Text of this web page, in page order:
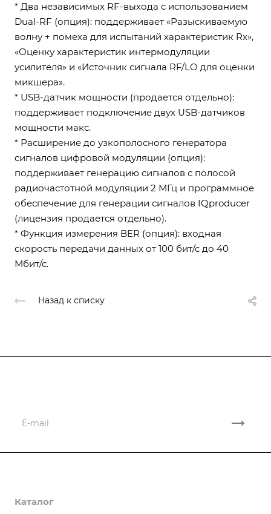
* Два независимых RF-выхода с использованием
Dual-RF (опция): поддерживает «Разыскиваемую
волну + помеха для испытаний характеристик Rx»,
«Оценку характеристик интермодуляции
усилителя» и «Источник сигнала RF/LO для оценки
микшера».
* USB-датчик мощности (продается отдельно):
поддерживает подключение двух USB-датчиков
мощности макс.
* Расширение до узкополосного генератора
сигналов цифровой модуляции (опция):
поддерживает генерацию сигналов с полосой
радиочастотной модуляции 2 МГц и программное
обеспечение для генерации сигналов IQproducer
(лицензия продается отдельно).
* Функция измерения BER (опция): входная
скорость передачи данных от 100 бит/с до 40
Мбит/с.
Назад к списку
О компании
Каталог